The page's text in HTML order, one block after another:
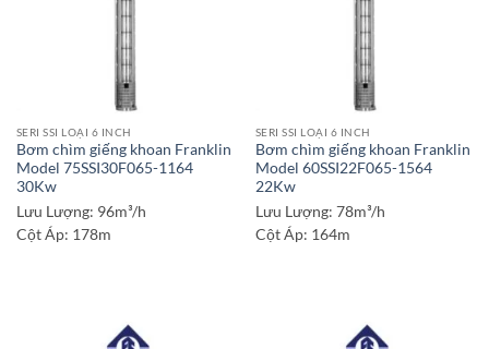
SERI SSI LOẠI 6 INCH
Bơm chìm giếng khoan Franklin
Model 75SSI30F065-1164
30Kw
Lưu Lượng: 96m³/h
Cột Áp: 178m
SERI SSI LOẠI 6 INCH
Bơm chìm giếng khoan Franklin
Model 60SSI22F065-1564
22Kw
Lưu Lượng: 78m³/h
Cột Áp: 164m